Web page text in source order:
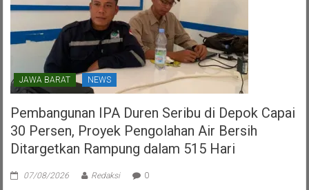
JAWA BARAT NEWS
Pembangunan IPA Duren Seribu di Depok Capai
30 Persen, Proyek Pengolahan Air Bersih
Ditargetkan Rampung dalam 515 Hari
07/08/2026 Redaksi 0